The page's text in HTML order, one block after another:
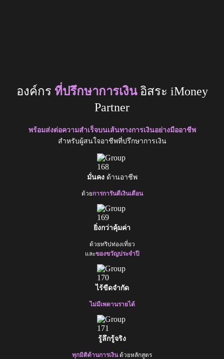
องค์กร ที่ปรึกษาการเงินอิสระ iMoney
Partner
พร้อมส่งต่อความสำเร็จบนเส้นทางการเงินอย่างมืออาชีพ
สำหรับผู้สนใจอาชีพที่ปรึกษาการเงิน
มั่นคง ด้านอาชีพ
ด้วยการการันตีเงินเดือน
ยิ่งกว่าคุ้มค่า
ด้วยทริปท่องเที่ยว
และของขวัญประจำปี
ไร้ขีดจำกัด
ไม่มีเพดานรายได้
รู้ลึกรู้จริง
ทุกมิติด้านการเงินด้วยหลักสูตร